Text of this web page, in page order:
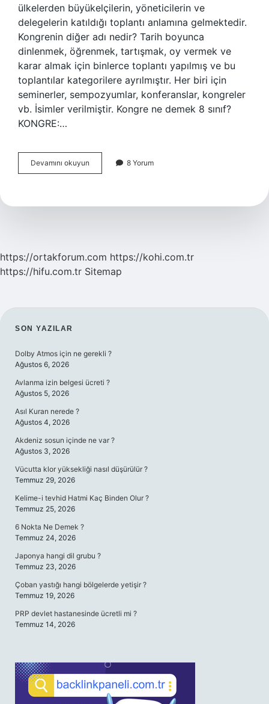
ülkelerden büyükelçilerin, yöneticilerin ve
delegelerin katıldığı toplantı anlamına gelmektedir.
Kongrenin diğer adı nedir? Tarih boyunca
dinlenmek, öğrenmek, tartışmak, oy vermek ve
karar almak için binlerce toplantı yapılmış ve bu
toplantılar kategorilere ayrılmıştır. Her biri için
seminerler, sempozyumlar, konferanslar, kongreler
vb. İsimler verilmiştir. Kongre ne demek 8 sınıf?
KONGRE:…
Devamını okuyun Kongrenin
Sözlük
8 Yorum
https://ortakforum.com https://kohi.com.tr
https://hifu.com.tr Sitemap
SIDEBAR
SON YAZILAR
Dolby Atmos için ne gerekli ?
Ağustos 6, 2026
Avlanma izin belgesi ücreti ?
Ağustos 5, 2026
Asıl Kuran nerede ?
Ağustos 4, 2026
Akdeniz sosun içinde ne var ?
Ağustos 3, 2026
Vücutta klor yüksekliği nasıl düşürülür ?
Temmuz 29, 2026
Kelime-i tevhid Hatmi Kaç Binden Olur ?
Temmuz 25, 2026
6 Nokta Ne Demek ?
Temmuz 24, 2026
Japonya hangi dil grubu ?
Temmuz 23, 2026
Çoban yastığı hangi bölgelerde yetişir ?
Temmuz 19, 2026
PRP devlet hastanesinde ücretli mi ?
Temmuz 14, 2026